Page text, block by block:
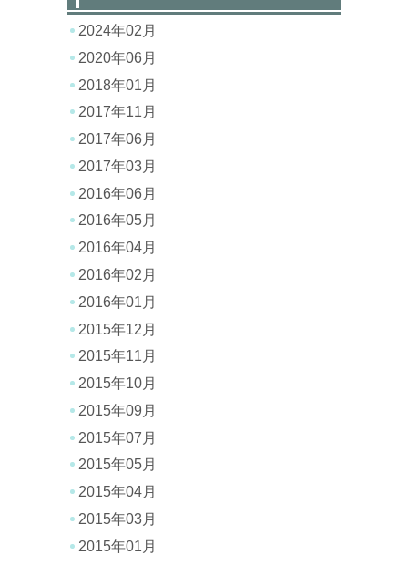
2024年02月
2020年06月
2018年01月
2017年11月
2017年06月
2017年03月
2016年06月
2016年05月
2016年04月
2016年02月
2016年01月
2015年12月
2015年11月
2015年10月
2015年09月
2015年07月
2015年05月
2015年04月
2015年03月
2015年01月